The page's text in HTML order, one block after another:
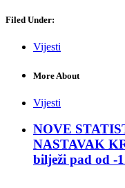
Filed Under:
Vijesti
More About
Vijesti
NOVE
NASTAVAK
bilježi pad od -